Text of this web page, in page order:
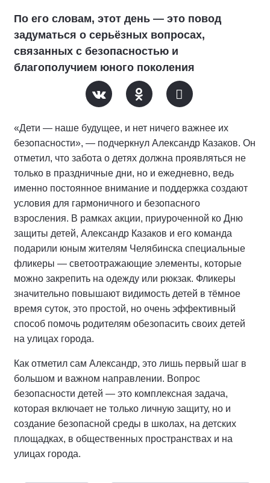
По его словам, этот день — это повод
задуматься о серьёзных вопросах,
связанных с безопасностью и
благополучием юного поколения
«Дети — наше будущее, и нет ничего важнее их
безопасности», — подчеркнул Александр Казаков. Он
отметил, что забота о детях должна проявляться не
только в праздничные дни, но и ежедневно, ведь
именно постоянное внимание и поддержка создают
условия для гармоничного и безопасного
взросления. В рамках акции, приуроченной ко Дню
защиты детей, Александр Казаков и его команда
подарили юным жителям Челябинска специальные
фликеры — светоотражающие элементы, которые
можно закрепить на одежду или рюкзак. Фликеры
значительно повышают видимость детей в тёмное
время суток, это простой, но очень эффективный
способ помочь родителям обезопасить своих детей
на улицах города.
Как отметил сам Александр, это лишь первый шаг в
большом и важном направлении. Вопрос
безопасности детей — это комплексная задача,
которая включает не только личную защиту, но и
создание безопасной среды в школах, на детских
площадках, в общественных пространствах и на
улицах города.